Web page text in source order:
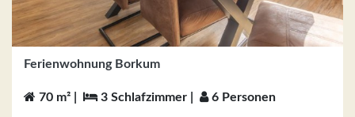
Ferienwohnung Borkum
70 m² | 3 Schlafzimmer | 6 Personen